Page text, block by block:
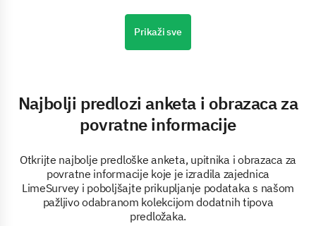
Prikaži sve
Najbolji predlozi anketa i obrazaca za
povratne informacije
Otkrijte najbolje predloške anketa, upitnika i obrazaca za
povratne informacije koje je izradila zajednica
LimeSurvey i poboljšajte prikupljanje podataka s našom
pažljivo odabranom kolekcijom dodatnih tipova
predložaka.